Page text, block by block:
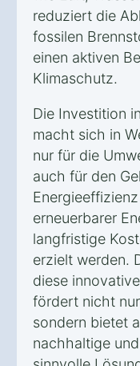
reduziert die
fossilen
einen aktiven
Klimaschutz.
Die Investition
macht sich in
nur für die
auch für den
erneuerbarer
langfristige
erzielt werden.
diese
fördert nicht
sondern bietet
nachhaltige